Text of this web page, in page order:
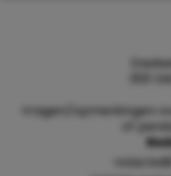
3511
Vragen/opmerkingen
of